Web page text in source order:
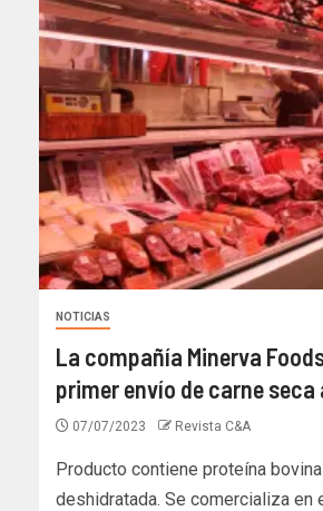
NOTICIAS
La compañía Minerva
primer envío de carne seca
07/07/2023 Revista C&A
Producto contiene proteína
deshidratada. Se comercializa en